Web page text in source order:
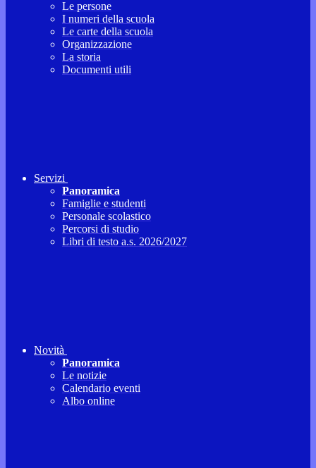
Le persone
I numeri della scuola
Le carte della scuola
Organizzazione
La storia
Documenti utili
Servizi
Panoramica
Famiglie e studenti
Personale scolastico
Percorsi di studio
Libri di testo a.s. 2026/2027
Novità
Panoramica
Le notizie
Calendario eventi
Albo online